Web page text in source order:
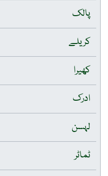
پالک
کریلے
کھیرا
ادرک
لہسن
ٹماٹر